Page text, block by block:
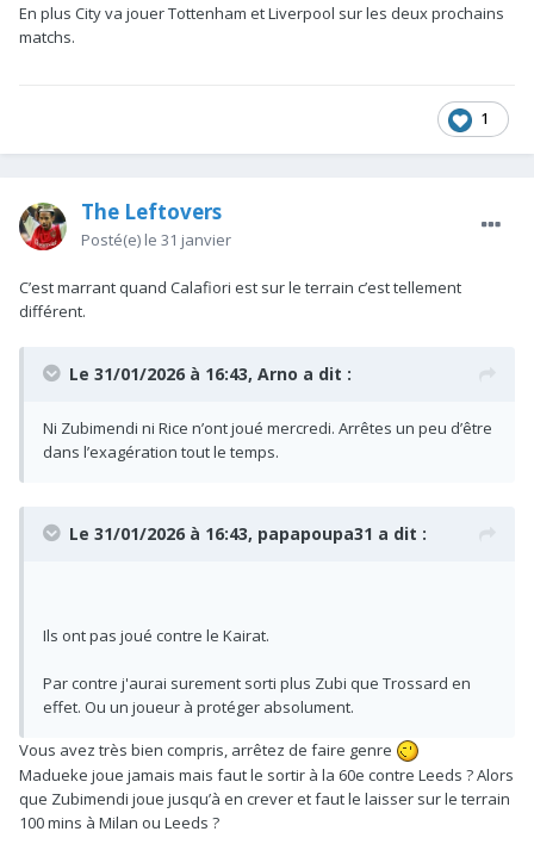
En plus City va jouer Tottenham et Liverpool sur les deux prochains
matchs.
1
The Leftovers
Posté(e) le 31 janvier
C’est marrant quand Calafiori est sur le terrain c’est tellement
différent.
Le 31/01/2026 à 16:43, Arno a dit :
Ni Zubimendi ni Rice n’ont joué mercredi. Arrêtes un peu d’être
dans l’exagération tout le temps.
Le 31/01/2026 à 16:43, papapoupa31 a dit :
Ils ont pas joué contre le Kairat.
Par contre j'aurai surement sorti plus Zubi que Trossard en
effet. Ou un joueur à protéger absolument.
Vous avez très bien compris, arrêtez de faire genre
Madueke joue jamais mais faut le sortir à la 60e contre Leeds ? Alors
que Zubimendi joue jusqu’à en crever et faut le laisser sur le terrain
100 mins à Milan ou Leeds ?